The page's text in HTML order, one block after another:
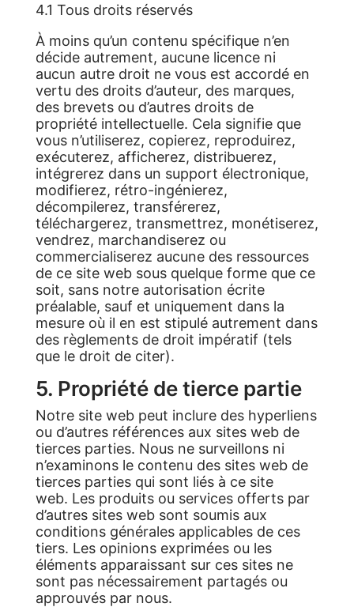
4.1 Tous droits réservés
À moins qu’un contenu spécifique n’en
décide autrement, aucune licence ni
aucun autre droit ne vous est accordé en
vertu des droits d’auteur, des marques,
des brevets ou d’autres droits de
propriété intellectuelle. Cela signifie que
vous n’utiliserez, copierez, reproduirez,
exécuterez, afficherez, distribuerez,
intégrerez dans un support électronique,
modifierez, rétro-ingénierez,
décompilerez, transférerez,
téléchargerez, transmettrez, monétiserez,
vendrez, marchandiserez ou
commercialiserez aucune des ressources
de ce site web sous quelque forme que ce
soit, sans notre autorisation écrite
préalable, sauf et uniquement dans la
mesure où il en est stipulé autrement dans
des règlements de droit impératif (tels
que le droit de citer).
5. Propriété de tierce partie
Notre site web peut inclure des hyperliens
ou d’autres références aux sites web de
tierces parties. Nous ne surveillons ni
n’examinons le contenu des sites web de
tierces parties qui sont liés à ce site
web. Les produits ou services offerts par
d’autres sites web sont soumis aux
conditions générales applicables de ces
tiers. Les opinions exprimées ou les
éléments apparaissant sur ces sites ne
sont pas nécessairement partagés ou
approuvés par nous.